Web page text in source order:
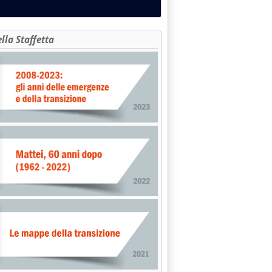
il 4 novembre iniziano le audizioni dei commissari '
Staffetta